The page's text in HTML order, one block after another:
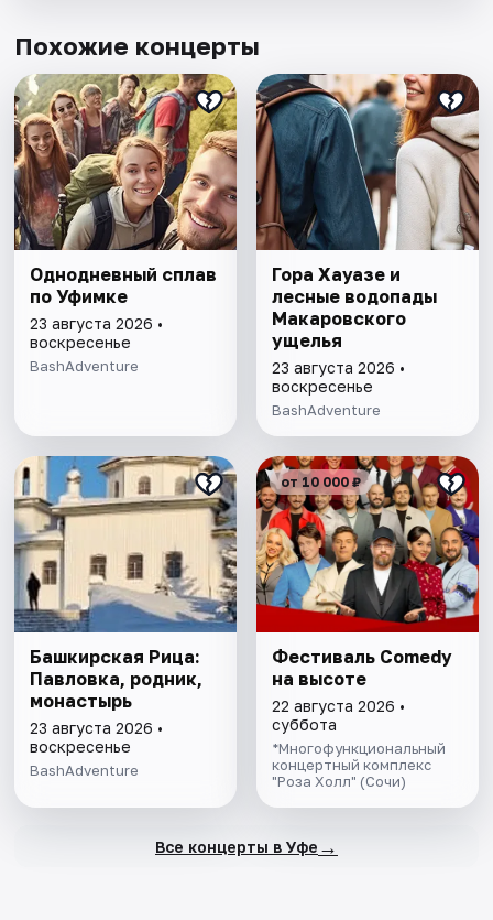
Похожие концерты
Однодневный сплав
по Уфимке
23 августа 2026 •
воскресенье
BashAdventure
Гора Хауазе и
лесные водопады
Макаровского
ущелья
23 августа 2026 •
воскресенье
BashAdventure
Башкирская Рица:
Павловка, родник,
монастырь
23 августа 2026 •
воскресенье
BashAdventure
от 10 000 ₽
Фестиваль Comedy
на высоте
22 августа 2026 •
суббота
*Многофункциональный
концертный комплекс
"Роза Холл" (Сочи)
Все концерты в Уфе →